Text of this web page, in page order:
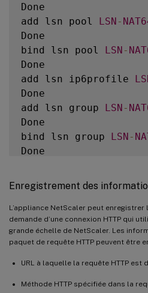
Done
add lsn pool LSN -
Done
bind lsn pool LSN -
Done
add lsn ip6profile
Done
add lsn group LSN -
Done
bind lsn group LSN -
Done
Done
Enregistrement des
L’appliance NetScaler peut
demande d’une connexion HTTP qui
grande échelle de NetScaler. Les
paquet de requête HTTP peuvent être
URL à laquelle la requête HTTP est
Méthode HTTP spécifiée dans la